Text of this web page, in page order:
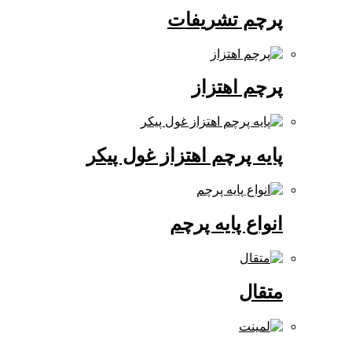
پرچم تشریفات
پرچم اهتزاز
پایه پرچم اهتزاز غول پیکر
انواع پایه پرچم